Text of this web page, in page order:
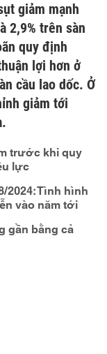
giảm mạnh
2,9% trên sàn
quy định
lợi hơn ở
cầu lao dốc. Ở
giảm tới
trước khi quy
lực
2024: Tình hình
vào năm tới
gần bằng cả